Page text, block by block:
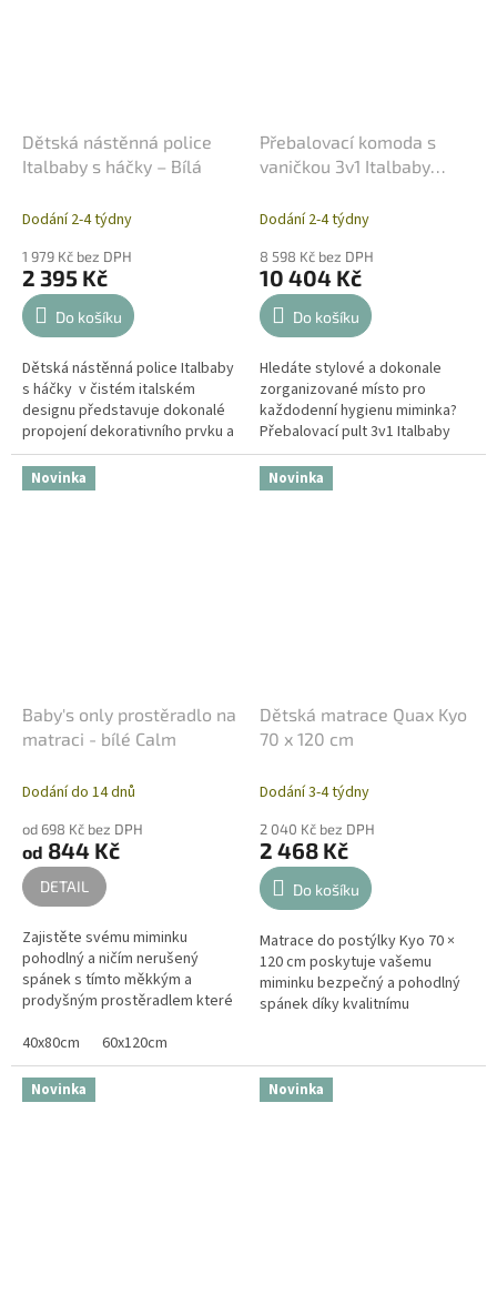
Dětská nástěnná police
Italbaby s háčky – Bílá
Dodání 2-4 týdny
1 979 Kč bez DPH
2 395 Kč
Do košíku
Dětská nástěnná police Italbaby
s háčky v čistém italském
designu představuje dokonalé
propojení dekorativního prvku a
praktického úložného prostoru.
Tato designová police...
Přebalovací komoda s
vaničkou 3v1 Italbaby
Dodání 2-4 týdny
8 598 Kč bez DPH
10 404 Kč
Do košíku
Hledáte stylové a dokonale
zorganizované místo pro
každodenní hygienu miminka?
Přebalovací pult 3v1 Italbaby
Matisse v nadčasovém šedém
(Grey) odstínu elegantně
kombinuje...
Novinka
Baby's only prostěradlo na
matraci - bílé Calm
Dodání do 14 dnů
od 698 Kč bez DPH
od 844 Kč
DETAIL
Zajistěte svému miminku
pohodlný a ničím nerušený
spánek s tímto měkkým a
prodyšným prostěradlem které
nebo kolébky. Jemná 100%
bavlna je šetrná k...
40x80cm 60x120cm
Novinka
Dětská matrace Quax Kyo
70 x 120 cm
Dodání 3-4 týdny
2 040 Kč bez DPH
2 468 Kč
Do košíku
Matrace do postýlky Kyo 70 ×
120 cm poskytuje vašemu
miminku bezpečný a pohodlný
spánek díky kvalitnímu
bavlny a...
Novinka Novinka